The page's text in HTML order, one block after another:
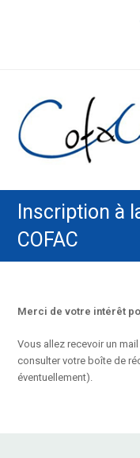
Inscription à
COFAC
Merci de votre intérêt
Vous allez recevoir un
consulter votre boîte de
éventuellement).